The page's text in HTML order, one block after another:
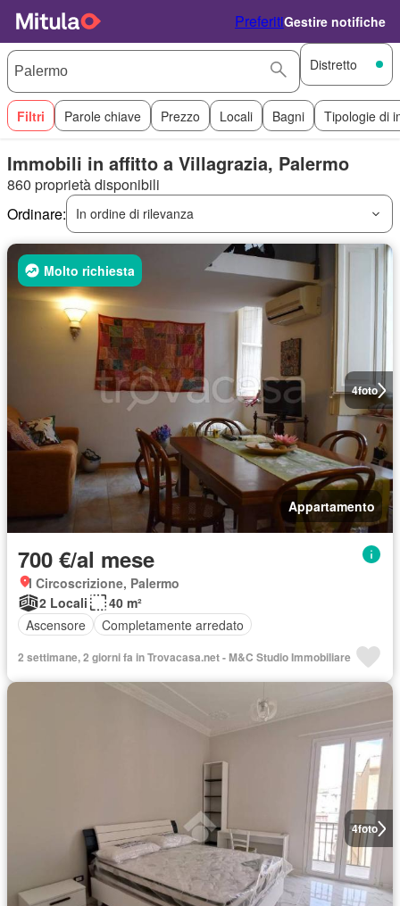
PreferitiGestire notifiche
Distretto
Filtri Parole chiave Prezzo Locali Bagni Tipologie di
Immobili in affitto a Villagrazia, Palermo
860 proprietà disponibili
Ordinare:
In ordine di rilevanza
4foto
Molto richiesta
Appartamento
700 €/al mese
I Circoscrizione, Palermo
2 Locali
40 m²
Ascensore
Completamente arredato
2 settimane, 2 giorni fa in Trovacasa.net - M&C Studio Immobiliare
4foto